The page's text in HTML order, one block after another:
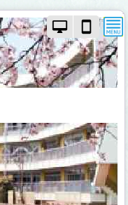
PC
モ
ー
ド
で
を
切
り
替
え
ス
マ
ー
ト
フ
モ
ー
ド
で
画
面